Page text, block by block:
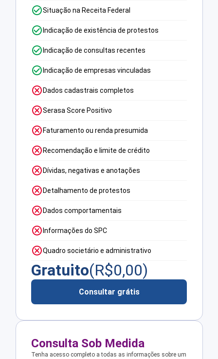
Situação na Receita Federal
Indicação de existência de protestos
Indicação de consultas recentes
Indicação de empresas vinculadas
Dados cadastrais completos
Serasa Score Positivo
Faturamento ou renda presumida
Recomendação e limite de crédito
Dívidas, negativas e anotações
Detalhamento de protestos
Dados comportamentais
Informações do SPC
Quadro societário e administrativo
Gratuito(R$0,00)
Consultar grátis
Consulta Sob Medida
Tenha acesso completo a todas as informações sobre um